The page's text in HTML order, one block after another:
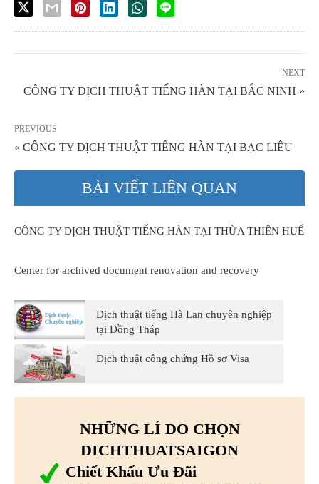
NEXT
CÔNG TY DỊCH THUẬT TIẾNG HÀN TẠI BẮC NINH »
PREVIOUS
« CÔNG TY DỊCH THUẬT TIẾNG HÀN TẠI BẠC LIÊU
BÀI VIẾT LIÊN QUAN
CÔNG TY DỊCH THUẬT TIẾNG HÀN TẠI THỪA THIÊN HUẾ
Center for archived document renovation and recovery
Dịch thuật tiếng Hà Lan chuyên nghiệp
tại Đồng Tháp
Dịch thuật công chứng Hồ sơ Visa
NHỮNG LÍ DO CHỌN
DICHTHUATSAIGON
Chiết Khấu Ưu Đãi